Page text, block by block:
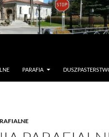
PARAFIA